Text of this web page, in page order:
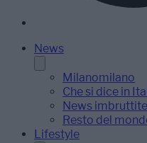
News
Milanomilano
Che si dice in
News imbruttite
Resto del
Lifestyle